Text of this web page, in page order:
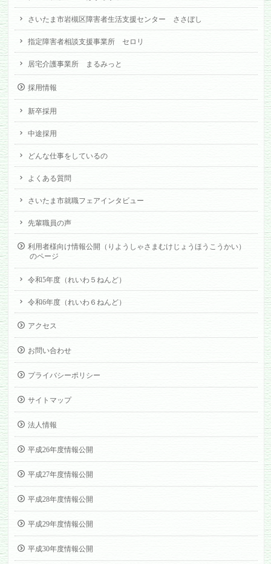
さいたま市岩槻区障害者生活支援センター ささぼし
指定障害者相談支援事業所 セロリ
居宅介護事業所 まるみっと
採用情報
新卒採用
中途採用
どんな仕事をしているの
よくある質問
さいたま市就職フェアインタビュー
先輩職員の声
利用者様向け情報公開（りようしゃさまむけじょうほうこうかい）
のページ
令和5年度（れいわ５ねんど）
令和6年度（れいわ６ねんど）
アクセス
お問い合わせ
プライバシーポリシー
サイトマップ
法人情報
平成26年度情報公開
平成27年度情報公開
平成28年度情報公開
平成29年度情報公開
平成30年度情報公開